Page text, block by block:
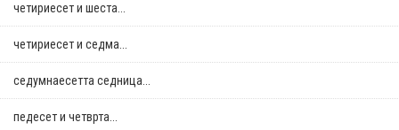
четириесет и шеста...
четириесет и седма...
седумнаесетта седница...
педесет и четврта...